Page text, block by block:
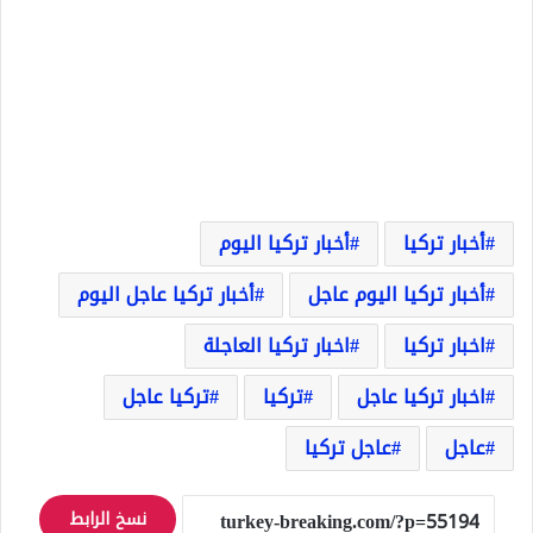
أخبار تركيا
أخبار تركيا اليوم
أخبار تركيا اليوم عاجل
أخبار تركيا عاجل اليوم
اخبار تركيا
اخبار تركيا العاجلة
اخبار تركيا عاجل
تركيا
تركيا عاجل
عاجل
عاجل تركيا
نسخ الرابط